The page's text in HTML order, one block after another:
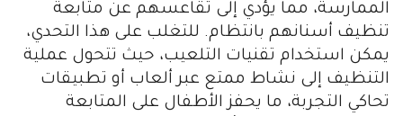
الممارسة، مما يؤدي إلى تقاعسهم عن متابعة
تنظيف أسنانهم بانتظام. للتغلب على هذا التحدي،
يمكن استخدام تقنيات التلعيب، حيث تتحول عملية
التنظيف إلى نشاط ممتع عبر ألعاب أو تطبيقات
تحاكي التجربة، ما يحفز الأطفال على المتابعة